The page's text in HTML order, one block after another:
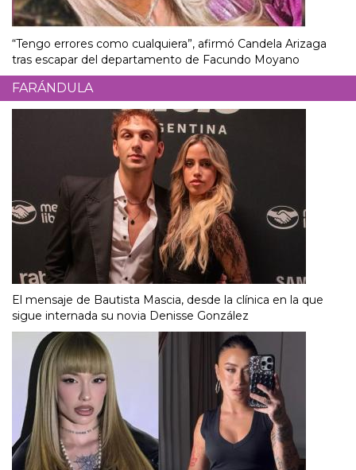
“Tengo errores como cualquiera”, afirmó Candela Arizaga
tras escapar del departamento de Facundo Moyano
FARÁNDULA
El mensaje de Bautista Mascia, desde la clínica en la que
sigue internada su novia Denisse González